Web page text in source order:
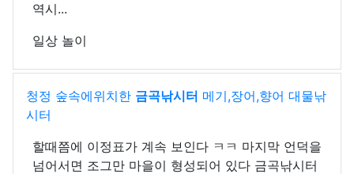
역시...
일상 놀이
청정 숲속에위치한 금곡낚시터 메기,장어,향어 대물낚
시터
할때쯤에 이정표가 계속 보인다 ㅋㅋ 마지막 언덕을
넘어서면 조그만 마을이 형성되어 있다 금곡낚시터